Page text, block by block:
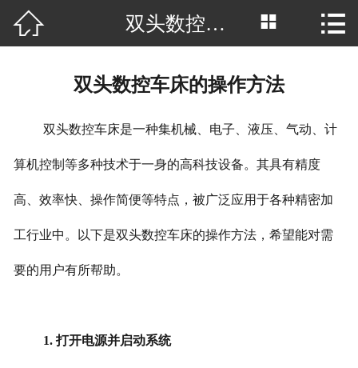
网站首页
 双头数控车床的操作方法  
双头数控车床的操作方法
双头数控车床是一种集机械、电子、液压、气动、计
算机控制等多种技术于一身的高科技设备。其具有精度
高、效率快、操作简便等特点，被广泛应用于各种精密加
工行业中。以下是双头数控车床的操作方法，希望能对需
要的用户有所帮助。
1. 打开电源并启动系统